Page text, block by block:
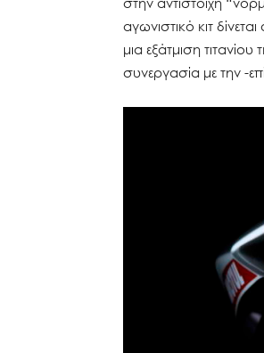
αγωνιστικό κιτ
μια εξάτμιση
συνεργασία με την -